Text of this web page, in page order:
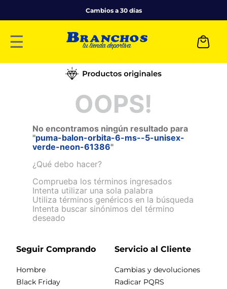
Cambios a 30 días
☰
OOPS!
No encontramos ningún resultado para
"puma-balon-orbita-6-ms--5-unisex-
verde-neon-61386"
¿Qué debo hacer?
Comprueba los términos ingresados
Intenta utilizar una sola palabra
Utiliza términos genéricos en la búsqueda
Intenta buscar sinónimos del término
deseado
Seguir Comprando
Hombre
Black Friday
Servicio al Cliente
Cambias y devoluciones
Radicar PQRS